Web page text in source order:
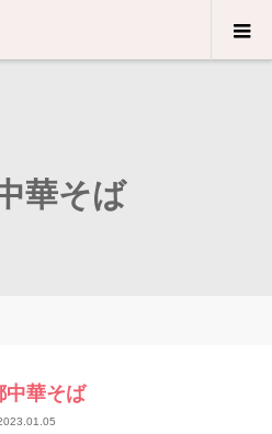
華そば
中華そば